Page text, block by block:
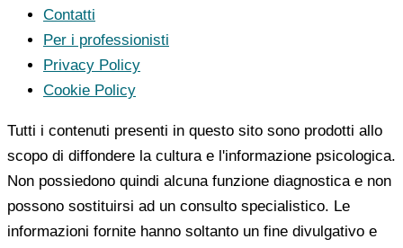
Contatti
Per i professionisti
Privacy Policy
Cookie Policy
Tutti i contenuti presenti in questo sito sono prodotti allo
scopo di diffondere la cultura e l'informazione psicologica.
Non possiedono quindi alcuna funzione diagnostica e non
possono sostituirsi ad un consulto specialistico. Le
informazioni fornite hanno soltanto un fine divulgativo e